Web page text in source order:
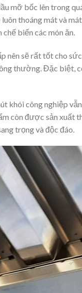
mỡ bốc lên trong
thoáng mát và
biến các món ăn.
nên sẽ rất tốt cho
thường. Đặc biệt,
công nghiệp
còn được sản xuất
trọng và độc đáo.